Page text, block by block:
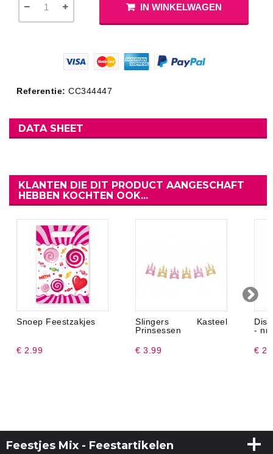
IN WINKELWAGEN
Referentie: CC344447
DATA SHEET
KLANTEN DIE DIT PRODUCT AANGESCHAFT
HEBBEN KOCHTEN OOK...
Snoep Feestzakjes
€ 2.99
Slingers Kasteel
Prinsessen
€ 3.99
- nr.
€
Feestjes Mix - Feestartikelen